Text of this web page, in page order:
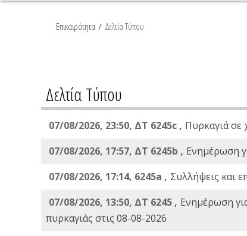
Επικαιρότητα / Δελτία Τύπου
Δελτία Τύπου
07/08/2026, 23:50, ΔΤ 6245c , Πυρκαγιά
07/08/2026, 17:57, ΔΤ 6245b , Ενημέρωση
07/08/2026, 17:14, 6245a , Συλλήψεις και
07/08/2026, 13:50, ΔΤ 6245 , Ενημέρωση
πυρκαγιάς στις 08-08-2026